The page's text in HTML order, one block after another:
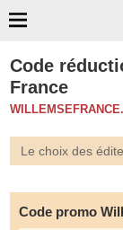
Code
France
Le choix des
Code promo